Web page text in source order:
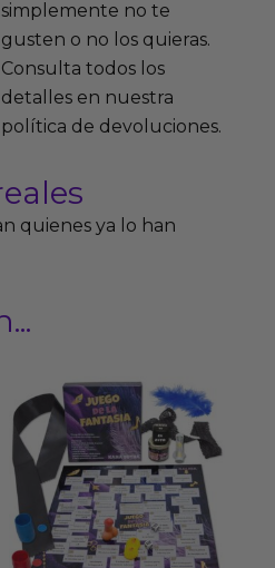
simplemente no te
gusten o no los quieras.
Consulta todos los
detalles en nuestra
política de devoluciones.
quienes ya lo han